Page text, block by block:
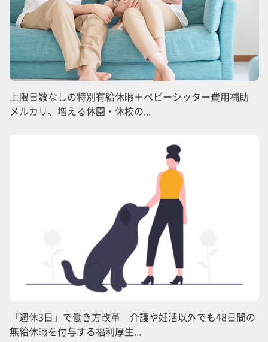
上限日数なしの特別有給休暇＋ベビーシッター費用補助
メルカリ、増える休園・休校の...
「週休3日」で働き方改革 介護や妊活以外でも48日間の
無給休暇を付与する福利厚生...